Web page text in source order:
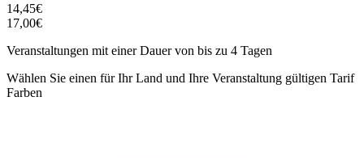
14,45€
17,00€
Veranstaltungen mit einer Dauer von bis zu 4 Tagen
Wählen Sie einen für Ihr Land und Ihre Veranstaltung gültigen Tarif
Farben